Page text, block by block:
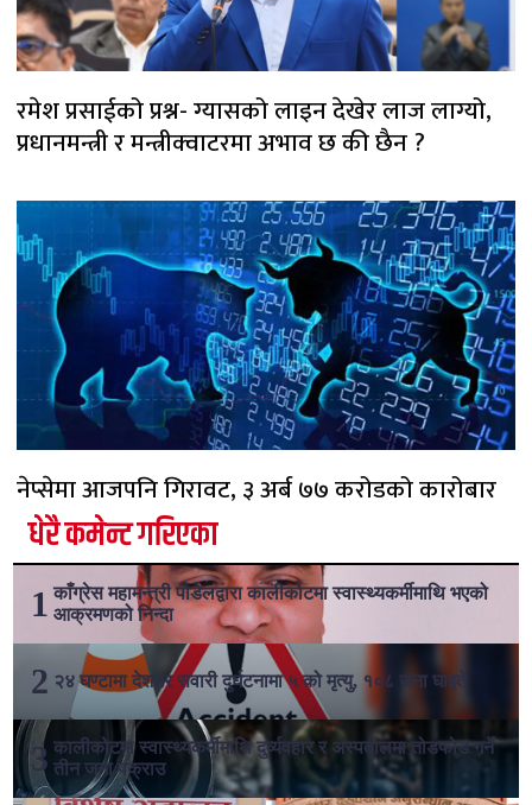
रमेश प्रसाईको प्रश्न- ग्यासको लाइन देखेर लाज लाग्यो,
प्रधानमन्त्री र मन्त्रीक्वाटरमा अभाव छ की छैन ?
नेप्सेमा आजपनि गिरावट, ३ अर्ब ७७ करोडको कारोबार
धेरै कमेन्ट गरिएका
काँग्रेस महामन्त्री पौडेलद्वारा कालीकोटमा स्वास्थ्यकर्मीमाथि भएको
आक्रमणको निन्दा
२४ घण्टामा देशभर सवारी दुर्घटनामा ५ को मृत्यु, १०८ जना घाइते
कालीकोटमा स्वास्थ्यकर्मीमाथि दुर्व्यवहार र अस्पतालमा तोडफोड गर्ने
तीन जना पक्राउ